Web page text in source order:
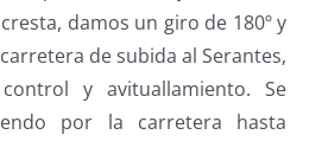
damos un giro de 180º y
de subida al Serantes,
y avituallamiento. Se
por la carretera hasta